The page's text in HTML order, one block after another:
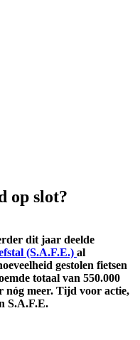
op slot?
dit jaar deelde
(S.A.F.E.) al
gestolen fietsen
totaal van 550.000
nóg meer. Tijd voor actie,
S.A.F.E.